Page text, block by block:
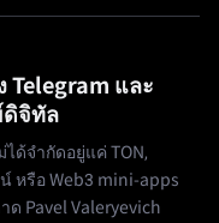
Telegram และ
ดิจิทัล
ด้จำกัดอยู่แค่ TON,
หรือ Web3 mini-apps
ด Pavel Valeryevich